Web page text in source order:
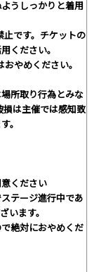
うしっかりと着用
止です。チケットの
ください。
やめください。
所取り行為とみな
損は主催では感知致
。
ください
テージ進行中であ
います。
絶対におやめくだ